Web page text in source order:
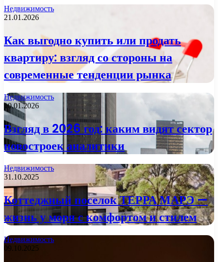
Недвижимость
21.01.2026
Как выгодно купить или продать
квартиру: взгляд со стороны на
современные тенденции рынка
Недвижимость
10.01.2026
Взгляд в 2026 год: каким видят сектор
новостроек аналитики
Недвижимость
31.10.2025
Коттеджный поселок ТЕРРА МАРЭ —
жизнь у моря с комфортом и стилем
Недвижимость
09.10.2025